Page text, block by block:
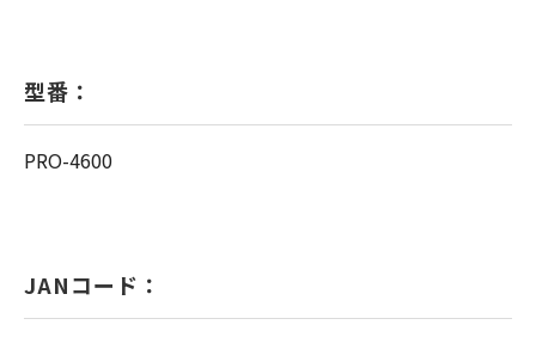
型番：
PRO-4600
JANコード：